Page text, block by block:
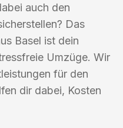
auch den
Das
Basel ist dein
Umzüge. Wir
für den
dir dabei, Kosten